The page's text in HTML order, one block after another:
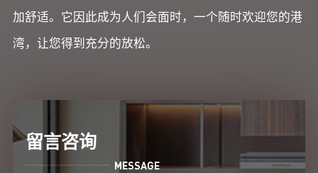
加舒适。它因此成为人们会面时，一个随时欢迎您的港
湾，让您得到充分的放松。
留言咨询
MESSAGE
BENTLEY HOME
FENDI CASA